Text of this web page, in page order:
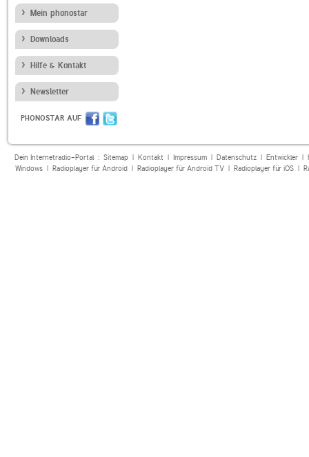
Mein phonostar
Downloads
Hilfe & Kontakt
Newsletter
PHONOSTAR AUF
Dein Internetradio-Portal : Sitemap| Kontakt| Impressum| Datenschutz| Entwickler|
Windows| Radioplayer für Android| Radioplayer für Android TV| Radioplayer für iOS|